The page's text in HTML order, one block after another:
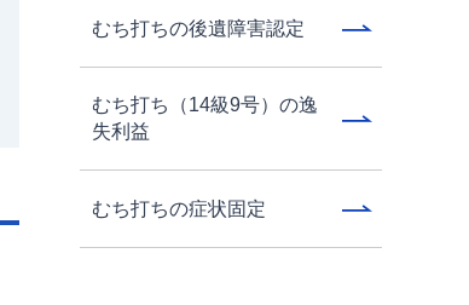
むち打ちの後遺障害認定
むち打ち（14級9号）の逸
失利益
むち打ちの症状固定